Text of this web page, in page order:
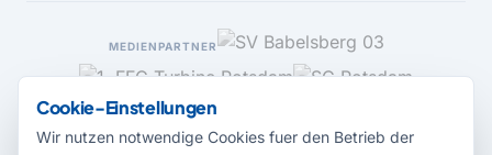
MEDIENPARTNER
Cookie-Einstellungen
Wir nutzen notwendige Cookies fuer den Betrieb der